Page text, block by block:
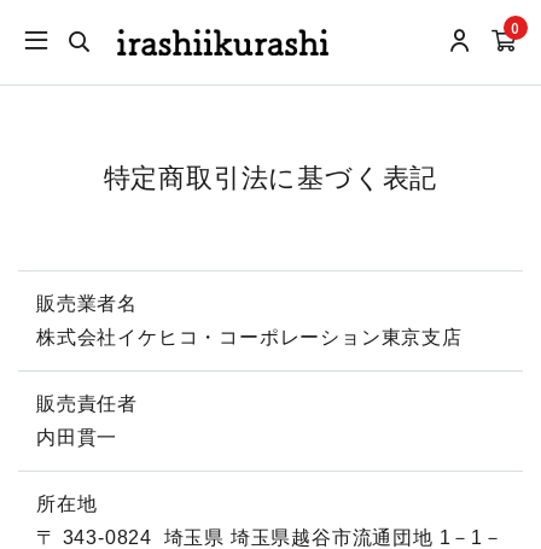
0
特定商取引法に基づく表記
販売業者名
株式会社イケヒコ・コーポレーション東京支店
販売責任者
内田貫一
所在地
〒 343-0824 埼玉県 埼玉県越谷市流通団地 1－1－